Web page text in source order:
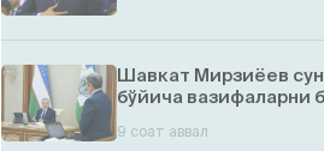
Шавкат Мирзиёев
бўйича вазифаларни
9 соат аввал